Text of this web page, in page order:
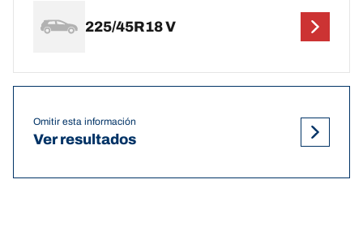
225/45R18 V
Omitir esta información
Ver resultados